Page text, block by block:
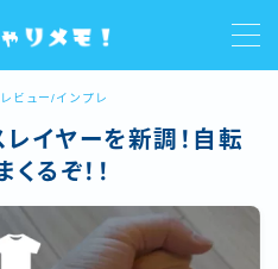
レビュー/インプレ
イヤーを新調！自転
るぞ！！